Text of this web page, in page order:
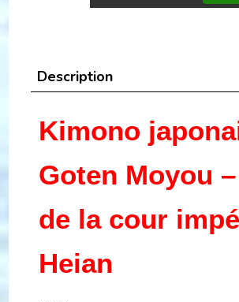
Description
Kimono
Goten Moyou
de la cour
Heian